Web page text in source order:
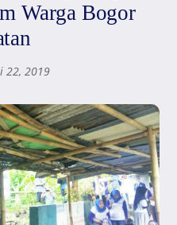
Warga Bogor
22, 2019